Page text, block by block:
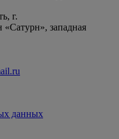
г.
«Сатурн», западная
данных